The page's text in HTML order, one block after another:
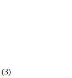
(3)